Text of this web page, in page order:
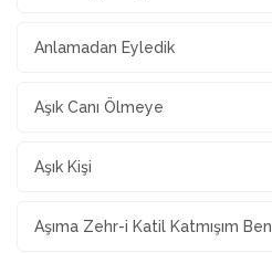
Anlamadan Eyledik
Aşık Canı Ölmeye
Aşık Kişi
Aşıma Zehr-i Katil Katmışım Ben